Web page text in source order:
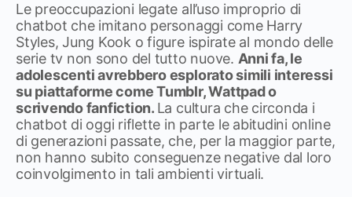
Le preoccupazioni legate all’uso improprio di
chatbot che imitano personaggi come Harry
Styles, Jung Kook o figure ispirate al mondo delle
serie tv non sono del tutto nuove. Anni fa, le
adolescenti avrebbero esplorato simili interessi
su piattaforme come Tumblr, Wattpad o
scrivendo fanfiction. La cultura che circonda i
chatbot di oggi riflette in parte le abitudini online
di generazioni passate, che, per la maggior parte,
non hanno subito conseguenze negative dal loro
coinvolgimento in tali ambienti virtuali.